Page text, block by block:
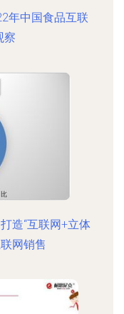
年中国食品互联
察
造“互联网+立体
网销售